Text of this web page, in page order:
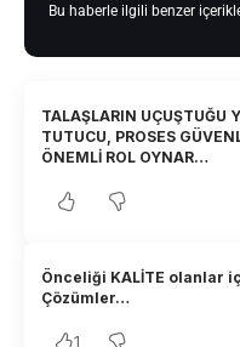
Bu haberle ilgili benzer
TALAŞLARIN UÇUŞTUĞU
TUTUCU, PROSES
ÖNEMLİ ROL OYNAR…
Önceliği KALİTE olanlar
Çözümler…
1